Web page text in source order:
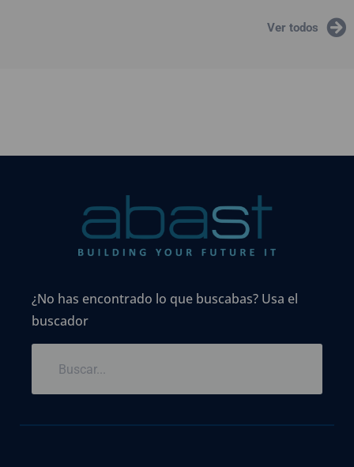
Ver todos
¿No has encontrado lo que buscabas? Usa el
buscador